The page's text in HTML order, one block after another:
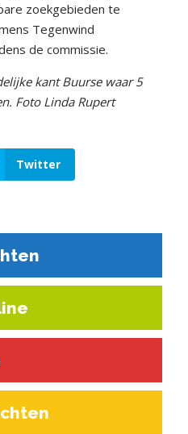
zoekgebieden te
Tegenwind
de commissie.
kant Buurse waar 5
Foto Linda Rupert
Twitter